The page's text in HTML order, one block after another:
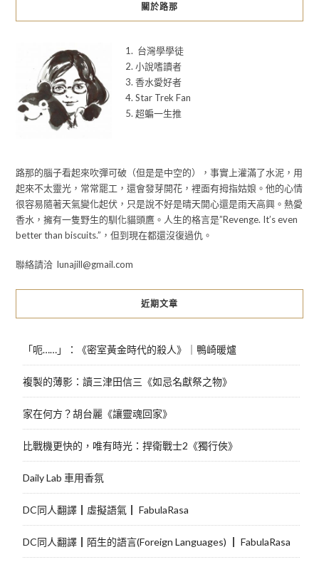
關於路那
1. 台灣學學徒
2. 小說嗜讀者
3. 香水愛好者
4. Star Trek Fan
5. 超蝙一生推
路那的腦子看起來吹彈可破（但是是中空的），事實上灌滿了水泥，用
起來不太靈光，常常罷工，還會發芽開花，裡面有拇指姑娘。他的心情
很容易隨著天氣變化起伏，只是說不好是晴天開心還是雨天高興。熱愛
香水，擁有一隻野生的馴化貓頭鷹。人生的格言是”Revenge. It’s even
better than biscuits.”，但到現在都還沒復過仇。
聯絡請洽 lunajill@gmail.com
近期文章
「呃……」：《密室黃金時代的殺人》｜鴨崎暖爐
複製的薄影：讀三津田信三《如忌名獻祭之物》
家在何方？胡台麗《讓靈魂回家》
比戰機更快的，唯有時光：捍衛戰士2《獨行俠》
Daily Lab 車用香氛
DC同人翻譯┃虛擬語氣┃ FabulaRasa
DC同人翻譯┃陌生的語言(Foreign Languages) ┃ FabulaRasa